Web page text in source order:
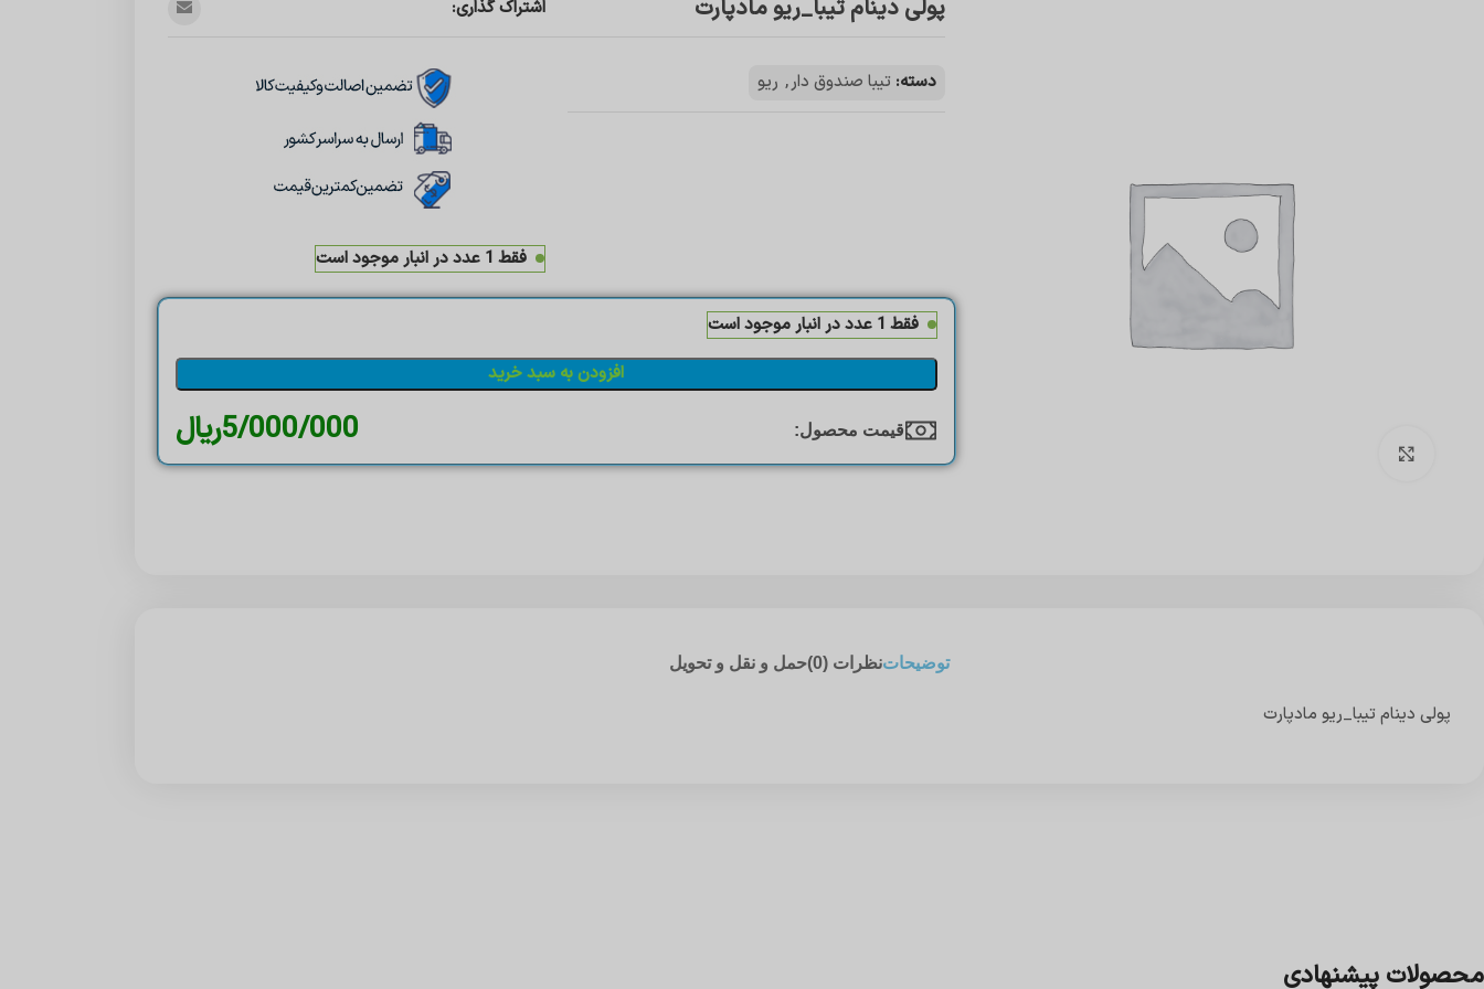
پولی دینام تیبا_ریو مادپارت اشتراک گذاری:
دسته: تیبا صندوق دار, ریو
فقط 1 عدد در انبار موجود است
فقط 1 عدد در انبار موجود است
افزودن به سبد خرید
قیمت محصول:​ 5/000/000ریال
توضیحاتنظرات (0) حمل و نقل و تحویل
پولی دینام تیبا_ریو مادپارت
محصولات پیشنهادی